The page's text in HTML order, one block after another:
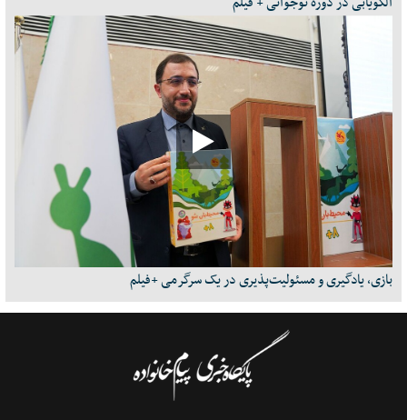
بازی، یادگیری و مسئولیت‌پذیری در یک سرگرمی +فیلم